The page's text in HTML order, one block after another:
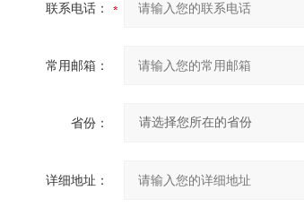
联系电话：
常用邮箱：
省份：
详细地址：